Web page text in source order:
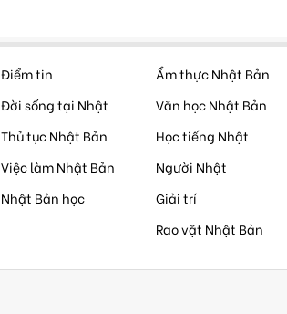
Điểm tin
Đời sống tại Nhật
Thủ tục Nhật Bản
Việc làm Nhật Bản
Nhật Bản học
Ẩm thực Nhật Bản
Văn học Nhật Bản
Học tiếng Nhật
Người Nhật
Giải trí
Rao vặt Nhật Bản